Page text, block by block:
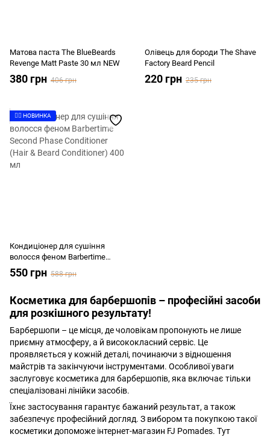
Матова паста The BlueBeards
Revenge Matt Paste 30 мл NEW
380 грн 406 грн
Олівець для бороди The Shave
Factory Beard Pencil
220 грн 235 грн
👉🏻 НОВИНКА
Кондиціонер для сушіння
волосся феном Barbertime
Second Phase Conditioner (Hair &
Beard Conditioner) 400 мл
550 грн 588 грн
Косметика для барбершопів – професійні засоби
для розкішного результату!
Барбершопи – це місця, де чоловікам пропонують не лише
приємну атмосферу, а й висококласний сервіс. Це
проявляється у кожній деталі, починаючи з відношення
майстрів та закінчуючи інструментами. Особливої уваги
заслуговує косметика для барбершопів, яка включає тільки
спеціалізовані лінійки засобів.
Їхнє застосування гарантує бажаний результат, а також
забезпечує професійний догляд. З вибором та покупкою такої
косметики допоможе інтернет-магазин FJ Pomades. Тут